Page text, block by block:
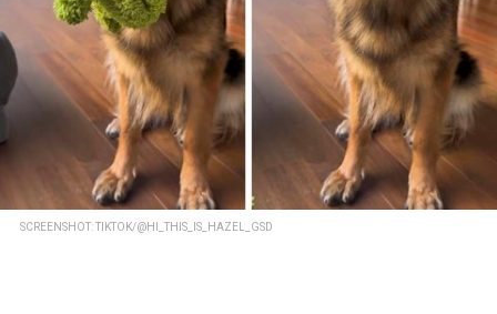
SCREENSHOT: TIKTOK/@HI_THIS_IS_HAZEL_GSD